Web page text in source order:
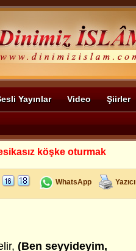
Yayınlar Video Şiirler
köşke oturmak
WhatsApp Yazıcı
(Ben seyyideyim,